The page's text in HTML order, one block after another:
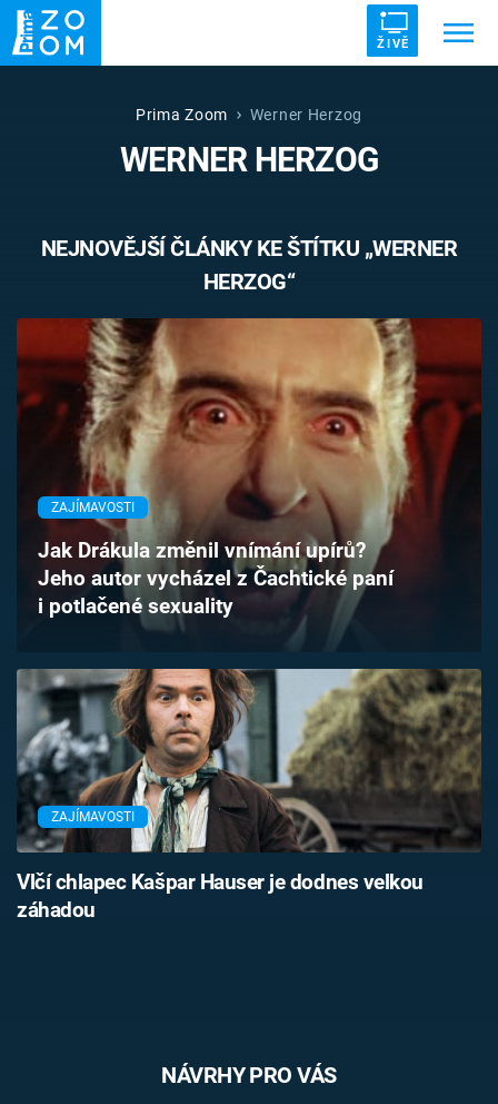
ŽIVĚ
ZRÁDCI UFO DRUHÁ SVĚTOVÁ VÁLKA
VETŘELCI DÁVNOVĚKU
Témata
Pořady
TV Program
Časopis
Sledujte prima+
Sledujte nás
Prima Zoom Werner Herzog
WERNER HERZOG
NEJNOVĚJŠÍ ČLÁNKY KE ŠTÍTKU „WERNER
HERZOG“
ZAJÍMAVOSTI
Jak Drákula změnil vnímání upírů?
Jeho autor vycházel z Čachtické paní
i potlačené sexuality
ZAJÍMAVOSTI
Vlčí chlapec Kašpar Hauser je dodnes velkou
záhadou
NÁVRHY PRO VÁS